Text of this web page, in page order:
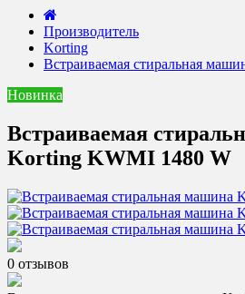
Производитель
Korting
Встраиваемая стиральная
Новинка
Встраиваемая
Korting KWMI 1480 W
0 отзывов